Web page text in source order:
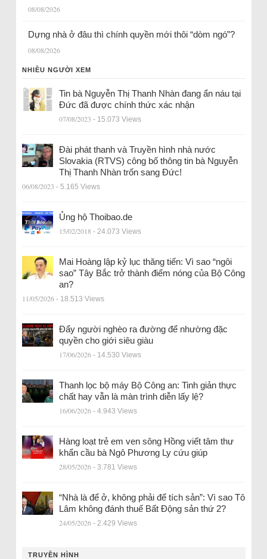
08/08/2026
Dựng nhà ở đâu thì chính quyền mới thôi “dòm ngó”?
08/08/2026
NHIỀU NGƯỜI XEM
Tin bà Nguyễn Thị Thanh Nhàn đang ẩn náu tại
Đức đã được chính thức xác nhận
07/08/2023 - 15.073 Views
Đài phát thanh và Truyền hình nhà nước
Slovakia (RTVS) công bố thông tin bà Nguyễn
Thị Thanh Nhàn trốn sang Đức!
06/08/2023 - 5.165 Views
Ủng hộ Thoibao.de
15/02/2018 - 24.073 Views
Mai Hoàng lập kỷ lục thăng tiến: Vì sao “ngôi
sao” Tây Bắc trở thành điểm nóng của Bộ Công
an?
11/05/2026 - 18.513 Views
Đẩy người nghèo ra đường để nhường đặc
quyền cho giới siêu giàu
17/06/2026 - 14.530 Views
Thanh lọc bộ máy Bộ Công an: Tinh giản thực
chất hay vẫn là màn trình diễn lấy lệ?
16/06/2026 - 4.943 Views
Hàng loạt trẻ em ven sông Hồng viết tâm thư
khẩn cầu bà Ngô Phương Ly cứu giúp
28/05/2026 - 3.781 Views
“Nhà là để ở, không phải để tích sản”: Vì sao Tô
Lâm không đánh thuế Bất Động sản thứ 2?
24/05/2026 - 2.429 Views
TRUYỀN HÌNH